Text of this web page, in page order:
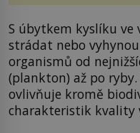
S úbytkem kyslíku ve
strádat nebo
organismů od
(plankton) až po
ovlivňuje kromě
charakteristik kvality